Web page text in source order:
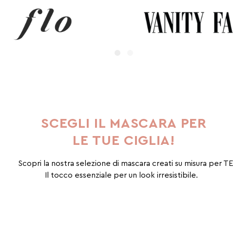
SCEGLI IL MASCARA PER
LE TUE CIGLIA!
Scopri la nostra selezione di mascara creati su misura per
Il tocco essenziale per un look irresistibile.